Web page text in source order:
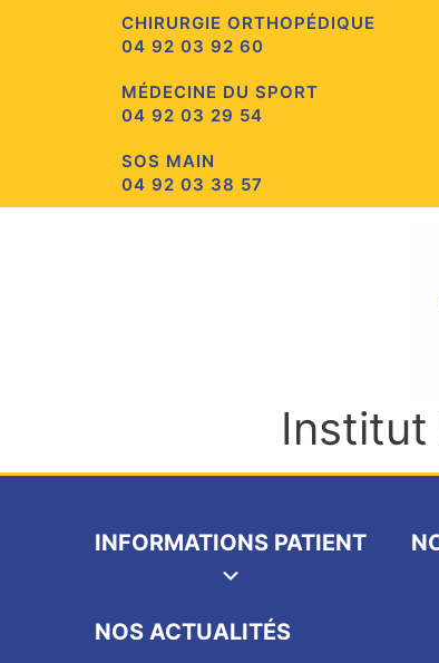
CHIRURGIE ORTHOPÉDIQUE
04 92 03 92 60
MÉDECINE DU SPORT
04 92 03 29 54
SOS MAIN
04 92 03 38 57
Institut
INFORMATIONS PATIENT
NOS ACTUALITÉS